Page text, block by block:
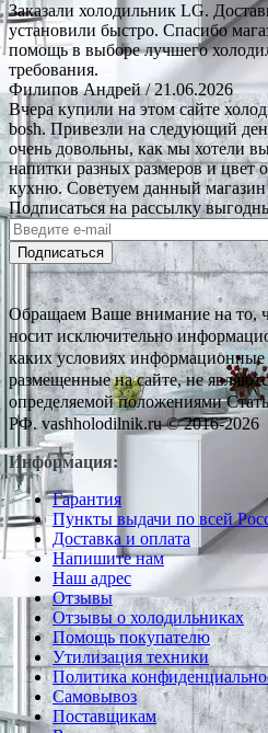
Заказали холодильник LG.
установили быстро. Спасибо
помощь в выборе лучшего
требования.
Филипов Андрей/ 21.06.2026
Вчера купили на этом сайте
bosh. Привезли на следующий
очень довольны, как мы хотели
напитки разных размеров и цвет
кухню. Советуем данный
Подписаться на рассылку
Подписаться
Обращаем Ваше внимание на то,
носит исключительно
каких условиях
размещенные на сайте, не
определяемой положениями
РФ. vashholodilnik.ru © 2016-2026
Информация:
Гарантия
Пункты выдачи по всей
Доставка и оплата
Напишите нам
Наш адрес
Отзывы
Отзывы о холодильниках
Помощь покупателю
Утилизация техники
Политика
Самовывоз
Поставщикам